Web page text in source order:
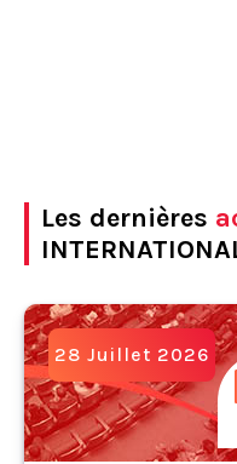
Les dernières
28 Juillet 2026